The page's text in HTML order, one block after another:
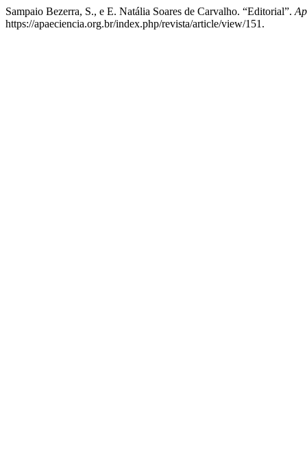
Sampaio Bezerra, S., e E. Natália Soares de Carvalho. “Editorial”.
https://apaeciencia.org.br/index.php/revista/article/view/151.